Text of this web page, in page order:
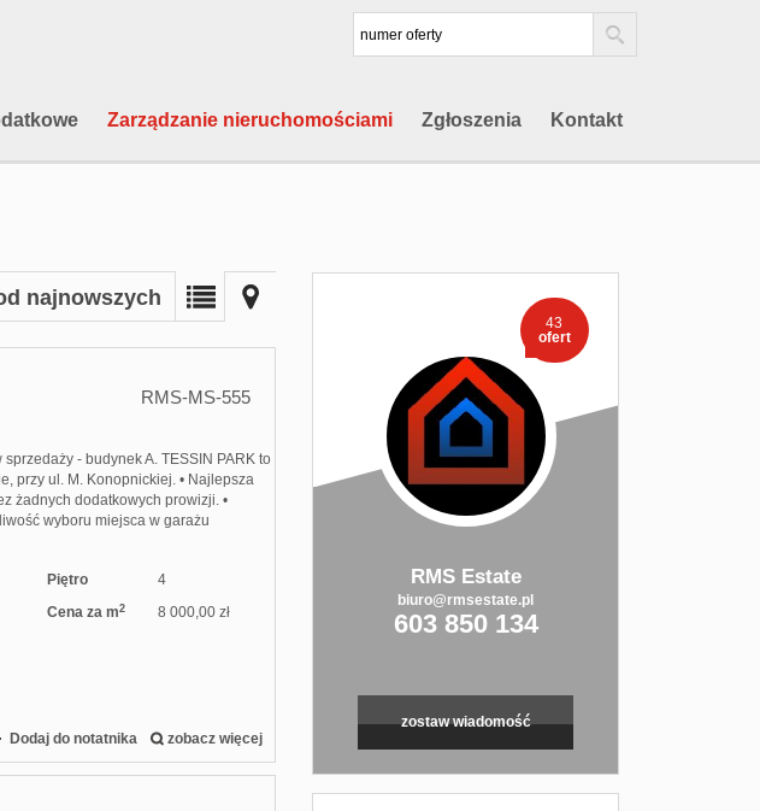
Zarządzanie nieruchomościami Zgłoszenia Kontakt
najnowszych
RMS-MS-555
sprzedaży - budynek A. TESSIN PARK to
przy ul. M. Konopnickiej. • Najlepsza
żadnych dodatkowych prowizji. •
wyboru miejsca w garażu
Piętro
4
Cena za m2 8 000,00 zł
Dodaj do notatnika zobacz więcej
43
ofert
RMS Estate
biuro@rmsestate.pl
603 850 134
zostaw wiadomość